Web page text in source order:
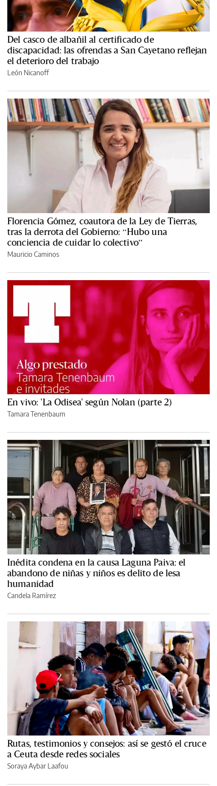
Del casco de albañil al certificado de
discapacidad: las ofrendas a San Cayetano reflejan
el deterioro del trabajo
León Nicanoff
Florencia Gómez, coautora de la Ley de Tierras,
tras la derrota del Gobierno: “Hubo una
conciencia de cuidar lo colectivo”
Mauricio Caminos
En vivo: 'La Odisea' según Nolan (parte 2)
Tamara Tenenbaum
Inédita condena en la causa Laguna Paiva: el
abandono de niñas y niños es delito de lesa
humanidad
Candela Ramírez
Rutas, testimonios y consejos: así se gestó el cruce
a Ceuta desde redes sociales
Soraya Aybar Laafou